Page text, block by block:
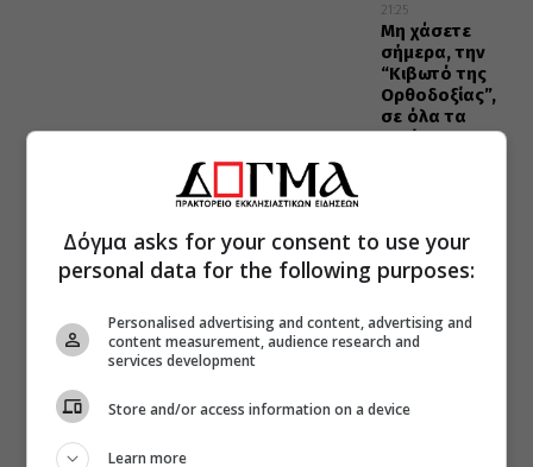
21:25
Μη χάσετε
σήμερα, την
“Κιβωτό της
Ορθοδοξίας”,
σε όλα τα
περίπτερα
Δόγμα asks for your consent to use your
personal data for the following purposes:
Personalised advertising and content, advertising and
content measurement, audience research and
services development
Store and/or access information on a device
Learn more